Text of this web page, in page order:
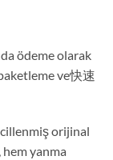
ödeme olarak
ve快速
orijinal
yanma